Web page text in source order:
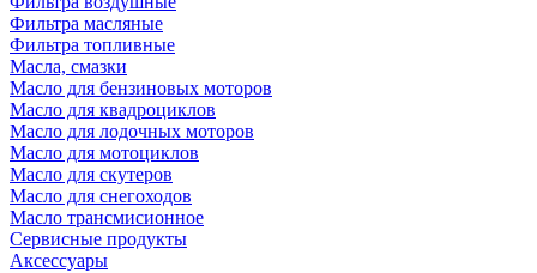
Фильтра масляные
Фильтра топливные
Масла, смазки
Масло для бензиновых моторов
Масло для квадроциклов
Масло для лодочных моторов
Масло для мотоциклов
Масло для скутеров
Масло для снегоходов
Масло трансмисионное
Сервисные продукты
Аксессуары